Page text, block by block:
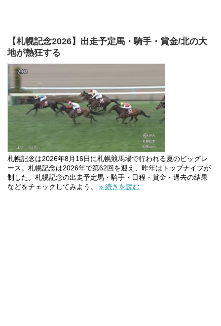
【札幌記念2026】出走予定馬・騎手・賞金/北の大
地が熱狂する
札幌記念は2026年8月16日に札幌競馬場で行われる夏のビッグレ
ース。札幌記念は2026年で第62回を迎え、昨年はトップナイフが
制した。札幌記念の出走予定馬・騎手・日程・賞金・過去の結果
などをチェックしてみよう。 » 続きを読む